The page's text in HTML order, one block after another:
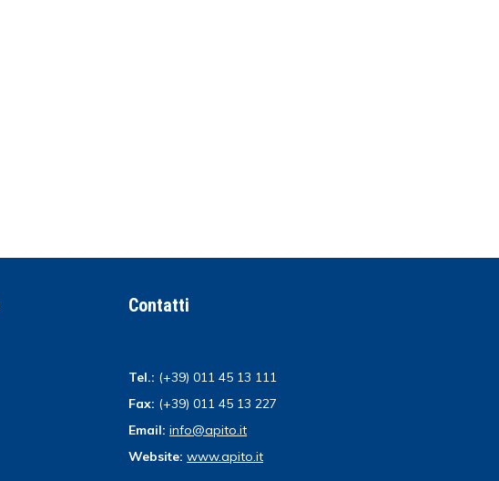
Contatti
Tel.: (+39) 011 45 13 111
Fax: (+39) 011 45 13 227
Email: info@apito.it
Website: www.apito.it